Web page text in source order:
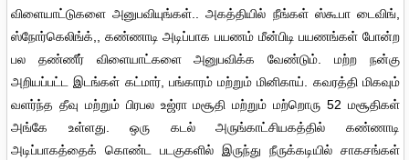
விளையாட்டுகளை அனுபவியுங்கள்.. அகத்தியில் நீங்கள் ஸ்கூபா டைவிங்,
ஸ்நோர்கெலிங்க்,, கண்ணாடி அடிப்பாக பயணம் மீன்பிடி பயணங்கள் போன்ற
பல தண்ணீர் விளையாட்களை அனுபவிக்க வேண்டும். மற்ற நன்கு
அறியப்பட்ட இடங்கள் கட்மார், பங்காரம் மற்றும் மினிகாய். கவரத்தி மிகவும்
வளர்ந்த தீவு மற்றும் பிரபல உஜ்ரா மசூதி மற்றும் மற்றொரு 52 மசூதிகள்
அங்கே உள்ளது. ஒரு கடல் அருங்காட்சியகத்தில் கண்ணாடி
அடிப்பாகத்தைக் கொண்ட படகுகளில் இருந்து நீருக்கடியில் சாகசங்கள்